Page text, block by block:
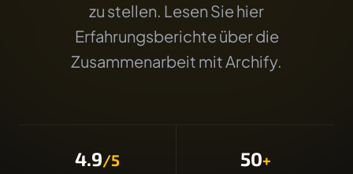
zu stellen. Lesen Sie hier
Erfahrungsberichte über die
Zusammenarbeit mit Archify.
4.9/5 50+